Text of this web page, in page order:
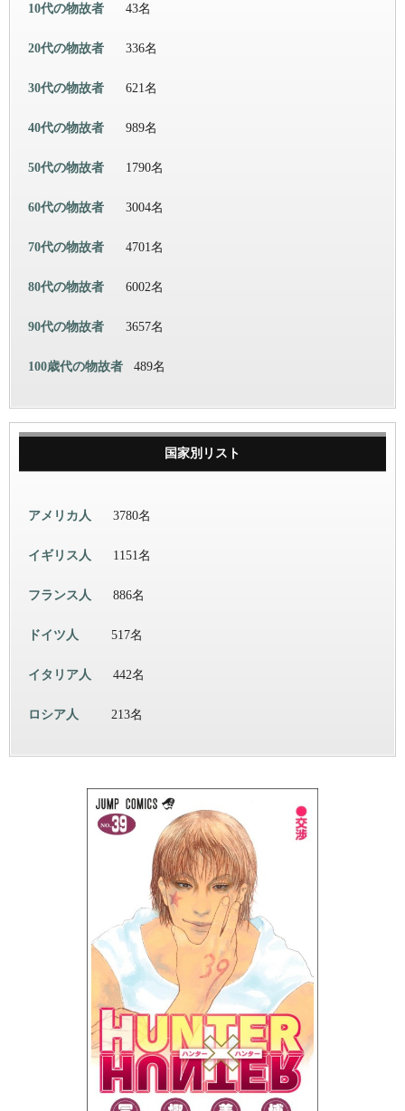
10代の物故者 43名
20代の物故者 336名
30代の物故者 621名
40代の物故者 989名
50代の物故者 1790名
60代の物故者 3004名
70代の物故者 4701名
80代の物故者 6002名
90代の物故者 3657名
100歳代の物故者 489名
国家別リスト
アメリカ人 3780名
イギリス人 1151名
フランス人 886名
ドイツ人 517名
イタリア人 442名
ロシア人 213名